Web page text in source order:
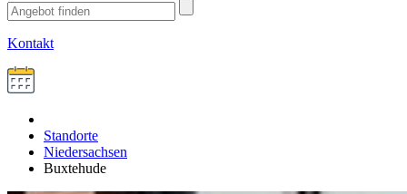
Kontakt
Standorte
Niedersachsen
Buxtehude